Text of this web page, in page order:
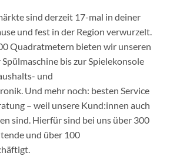
sind derzeit 17-mal in deiner
und fest in der Region verwurzelt.
Quadratmetern bieten wir unseren
bis zur Spielekonsole
und
Und mehr noch: besten Service
– weil unsere Kund:innen auch
sind. Hierfür sind bei uns über 300
und über 100